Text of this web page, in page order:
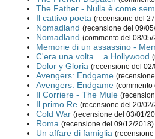
The Father - Nulla è come
Il cattivo poeta (recensione del
Nomadland (recensione del 09/
Nomadland (commento del 08/05/
Memorie di un assassino -
C'era una volta... a Hollywood
Dolor y Gloria (recensione del
Avengers: Endgame
Avengers: Endgame (commento
Il Corriere - The Mule
Il primo Re (recensione del 20/02/
Cold War (recensione del 03/01/
Roma (recensione del 09/12/2018)
Un affare di famiglia